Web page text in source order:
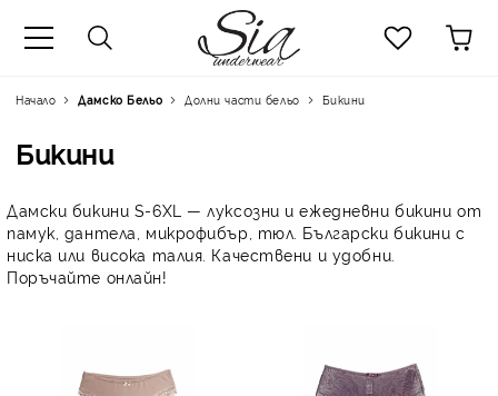
Начало Дамско Бельо Долни части бельо Бикини
Бикини
Дамски бикини S-6XL — луксозни и ежедневни бикини от
памук, дантела, микрофибър, тюл. Български бикини с
ниска или висока талия. Качествени и удобни.
Поръчайте онлайн!